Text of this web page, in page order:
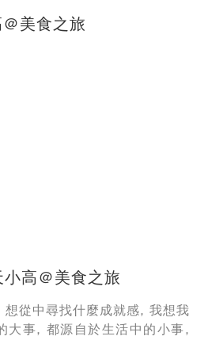
小高＠美食之旅
從中尋找什麼成就感, 我想我
大事, 都源自於生活中的小事,